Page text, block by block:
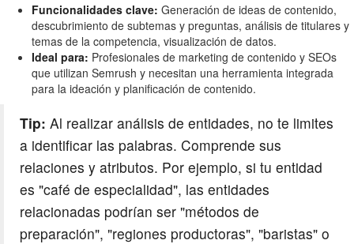
Funcionalidades clave: Generación de ideas de contenido,
descubrimiento de subtemas y preguntas, análisis de titulares y
temas de la competencia, visualización de datos.
Ideal para: Profesionales de marketing de contenido y SEOs
que utilizan Semrush y necesitan una herramienta integrada
para la ideación y planificación de contenido.
Tip: Al realizar análisis de entidades, no te limites
a identificar las palabras. Comprende sus
relaciones y atributos. Por ejemplo, si tu entidad
es "café de especialidad", las entidades
relacionadas podrían ser "métodos de
preparación", "regiones productoras", "baristas" o